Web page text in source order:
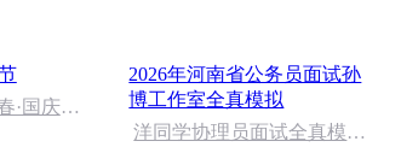
·国庆，
2026年河南省公务员面试孙
博工作室全真模拟
洋同学协理员面试全真模拟